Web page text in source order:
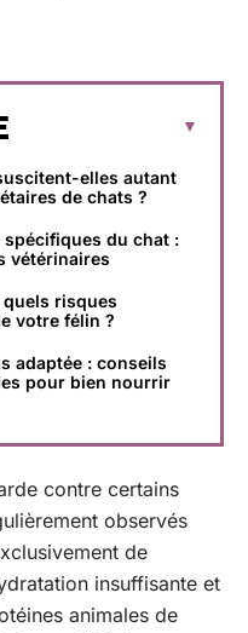
elles autant
de chats ?
du chat :
vétérinaires
risques
votre félin ?
adaptée : conseils
pour bien nourrir
contre certains
observés
de
insuffisante et
animales de